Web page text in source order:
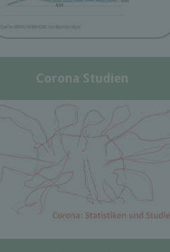
Corona Studien